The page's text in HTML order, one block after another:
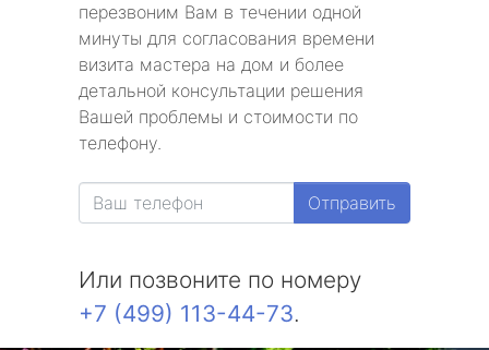
перезвоним Вам в течении одной
минуты для согласования времени
визита мастера на дом и более
детальной консультации решения
Вашей проблемы и стоимости по
телефону.
Отправить
Или позвоните по номеру
+7 (499) 113-44-73.